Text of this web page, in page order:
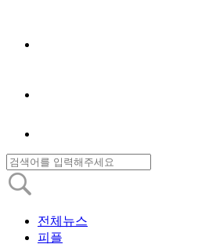
전체뉴스
피플